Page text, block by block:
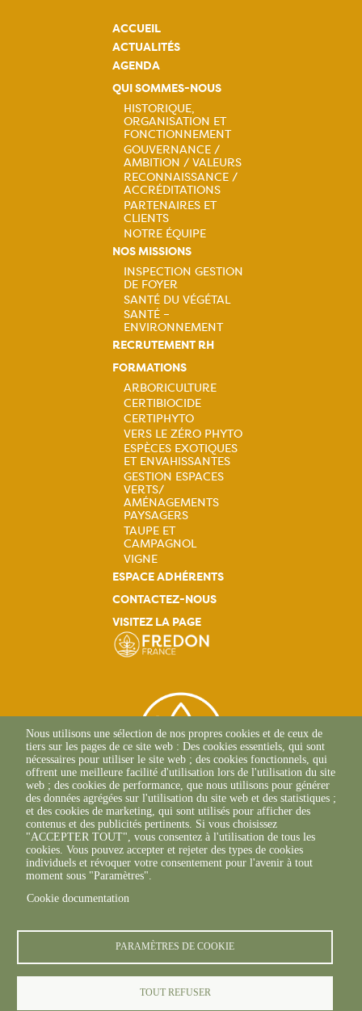
ACCUEIL
ACTUALITÉS
AGENDA
QUI SOMMES-NOUS
Navigation
principale
HISTORIQUE,
ORGANISATION ET
FONCTIONNEMENT
GOUVERNANCE /
AMBITION / VALEURS
RECONNAISSANCE /
ACCRÉDITATIONS
PARTENAIRES ET
CLIENTS
NOTRE ÉQUIPE
NOS MISSIONS
Navigation
principale
INSPECTION GESTION
DE FOYER
SANTÉ DU VÉGÉTAL
SANTÉ –
ENVIRONNEMENT
RECRUTEMENT RH
FORMATIONS
Navigation
principale
ARBORICULTURE
CERTIBIOCIDE
CERTIPHYTO
VERS LE ZÉRO PHYTO
ESPÈCES EXOTIQUES
ET ENVAHISSANTES
GESTION ESPACES
VERTS/
AMÉNAGEMENTS
PAYSAGERS
TAUPE ET
CAMPAGNOL
VIGNE
ESPACE ADHÉRENTS
CONTACTEZ-NOUS
VISITEZ LA PAGE
2 Allée Du Lazio
69800 SAINT-PRIEST
+33(0)4 37 43 40 70
footer6content
Nous utilisons une sélection de nos propres cookies et de ceux de
tiers sur les pages de ce site web : Des cookies essentiels, qui sont
nécessaires pour utiliser le site web ; des cookies fonctionnels, qui
offrent une meilleure facilité d'utilisation lors de l'utilisation du site
web ; des cookies de performance, que nous utilisons pour générer
des données agrégées sur l'utilisation du site web et des statistiques ;
et des cookies de marketing, qui sont utilisés pour afficher des
contenus et des publicités pertinents. Si vous choisissez
"ACCEPTER TOUT", vous consentez à l'utilisation de tous les
cookies. Vous pouvez accepter et rejeter des types de cookies
individuels et révoquer votre consentement pour l'avenir à tout
moment sous "Paramètres".
Cookie documentation
PARAMÈTRES DE COOKIE
TOUT REFUSER